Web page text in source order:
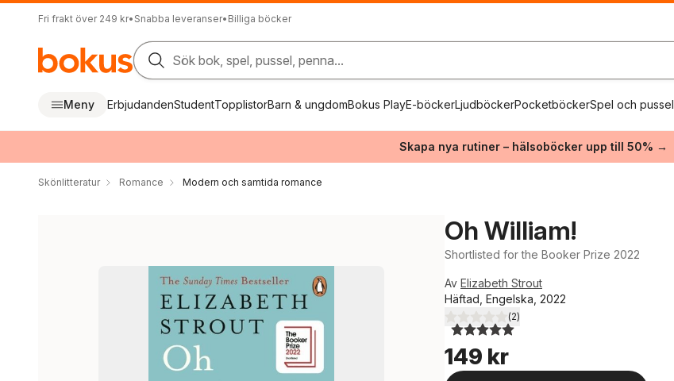
Fri frakt över 249 kr• Snabba leveranser• Billiga böcker
Sök bok, spel, pussel, penna...
Meny ErbjudandenStudentTopplistorBarn & ungdomBokus PlayE-böckerLjudböckerPocketböckerSpel och pussel
Skapa nya rutiner – hälsoböcker upp till 50% →
Skönlitteratur Romance Modern och samtida romance
Oh William!
Shortlisted for the Booker Prize 2022
Av Elizabeth Strout
Häftad, Engelska, 2022
5,0utav 5 stjärnor. Totalt antal röster:
(2)
149 kr